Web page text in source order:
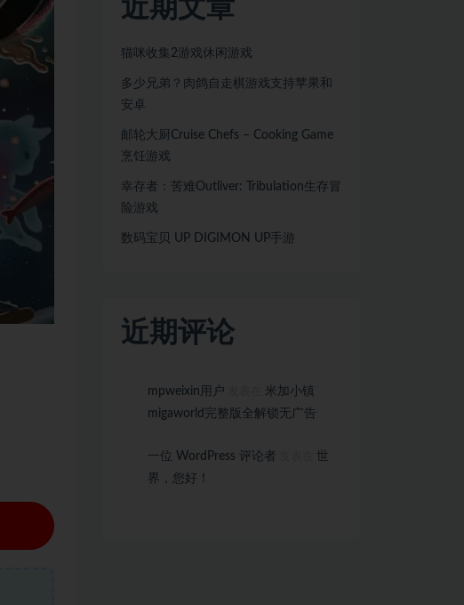
近期文章
猫咪收集2游戏休闲游戏
多少兄弟？肉鸽自走棋游戏支持苹果和
安卓
邮轮大厨Cruise Chefs – Cooking Game
烹饪游戏
幸存者：苦难Outliver: Tribulation生存冒
险游戏
数码宝贝 UP DIGIMON UP手游
近期评论
mpweixin用户
米加小镇
migaworld完整版全解锁无广告
一位 WordPress 评论者
世
界，您好！